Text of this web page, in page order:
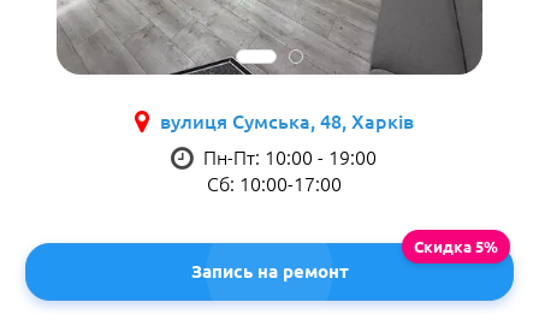
вулиця Сумська, 48, Харків
Пн-Пт: 10:00 - 19:00
Сб: 10:00-17:00
Запись на ремонт